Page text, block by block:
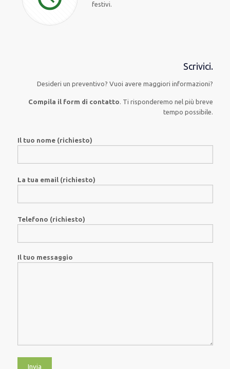
festivi.
Scrivici.
Desideri un preventivo? Vuoi avere maggiori informazioni?
Compila il form di contatto. Ti risponderemo nel più breve
tempo possibile.
Il tuo nome (richiesto)
La tua email (richiesto)
Telefono (richiesto)
Il tuo messaggio